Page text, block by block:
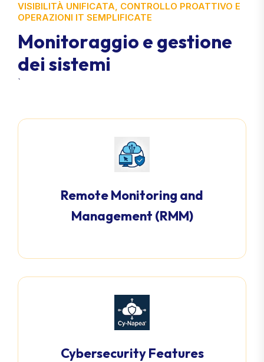
VISIBILITÀ UNIFICATA, CONTROLLO PROATTIVO E
OPERAZIONI IT SEMPLIFICATE
Monitoraggio e gestione
dei sistemi
`
Remote Monitoring and
Management (RMM)
Cybersecurity Features